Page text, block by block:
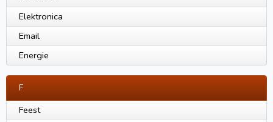
Elektronica
Email
Energie
F
Feest